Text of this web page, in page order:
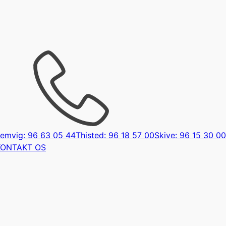
96 63 05 44Thisted: 96 18 57 00Skive: 96 15 30 00
OS